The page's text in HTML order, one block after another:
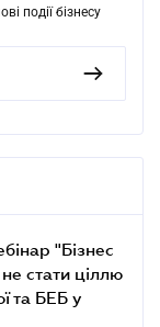
події бізнесу
"Бізнес
стати ціллю
та БЕБ у